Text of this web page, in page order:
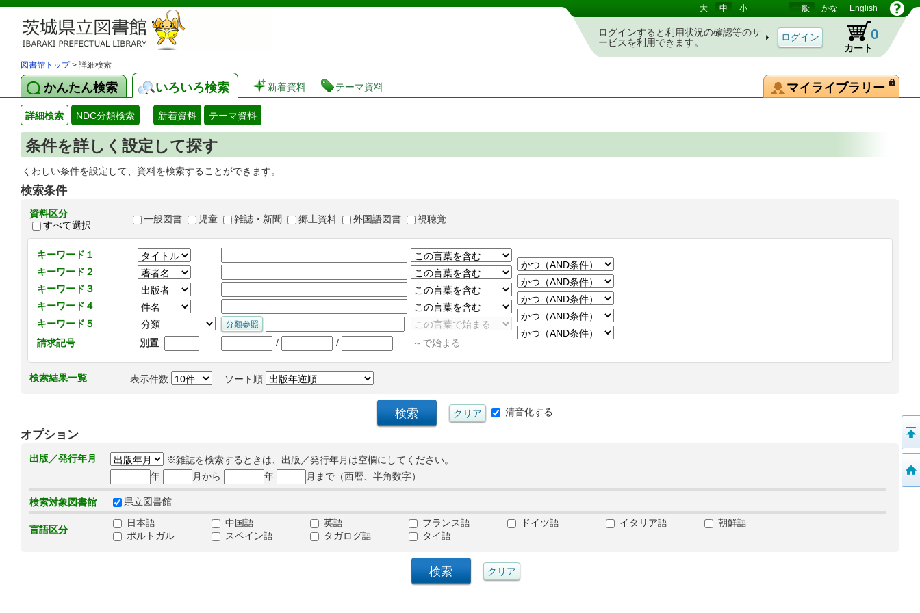
茨城県立図書館 蔵書検索・予約システム 大 中 小 一般 かな English
ログインすると利用状況の確認等のサ
ービスを利用できます。
カート
0
図書館トップ> 詳細検索
かんたん検索 いろいろ検索 新着資料 テーマ資料 マイライブラリー
詳細検索 NDC分類検索 新着資料 テーマ資料
条件を詳しく設定して探す
くわしい条件を設定して、資料を検索することができます。
検索条件
資料区分
すべて選択
一般図書 児童 雑誌・新聞 郷土資料 外国語図書 視聴覚
キーワード１
キーワード２
キーワード３
キーワード４
キーワード５
請求記号
別置 / / ～で始まる
検索結果一覧 表示件数 ソート順
清音化する
オプション
出版／発行年月
※雑誌を検索するときは、出版／発行年月は空欄にしてください。
年
月から 年 月まで（西暦、半角数字）
検索対象図書館 県立図書館
言語区分
日本語 中国語 英語 フランス語 ドイツ語 イタリア語
朝鮮語
ポルトガル
スペイン語 タガログ語 タイ語